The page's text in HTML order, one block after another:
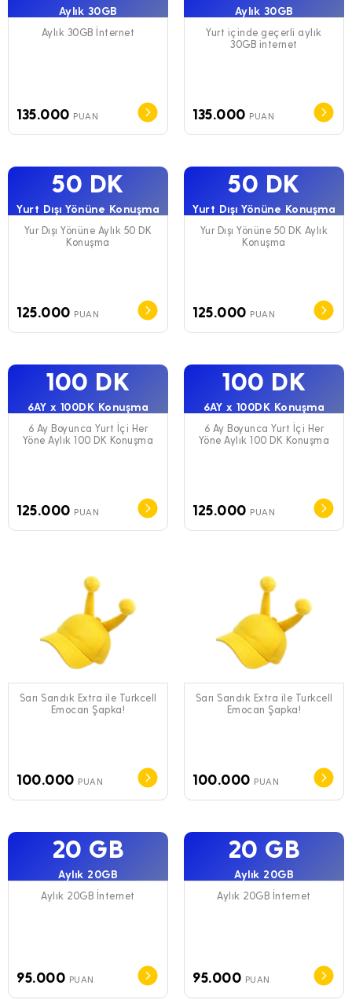
Aylık 30GB
Aylık 30GB İnternet
135.000 PUAN
Aylık 30GB
Yurt içinde geçerli aylık
30GB internet
135.000 PUAN
50 DK
Yurt Dışı Yönüne Konuşma
Yur Dışı Yönüne Aylık 50 DK
Konuşma
125.000 PUAN
50 DK
Yurt Dışı Yönüne Konuşma
Yur Dışı Yönüne 50 DK Aylık
Konuşma
125.000 PUAN
100 DK
6AY x 100DK Konuşma
6 Ay Boyunca Yurt İçi Her
Yöne Aylık 100 DK Konuşma
125.000 PUAN
100 DK
6AY x 100DK Konuşma
6 Ay Boyunca Yurt İçi Her
Yöne Aylık 100 DK Konuşma
125.000 PUAN
Sarı Sandık Extra ile Turkcell
Emocan Şapka!
100.000 PUAN
Sarı Sandık Extra ile Turkcell
Emocan Şapka!
100.000 PUAN
20 GB
Aylık 20GB
Aylık 20GB İnternet
95.000 PUAN
20 GB
Aylık 20GB
Aylık 20GB İnternet
95.000 PUAN